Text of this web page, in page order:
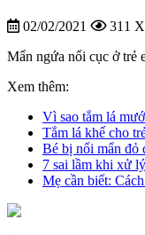
02/02/2021 311
Mẩn ngứa nổi cục ở trẻ
Xem thêm:
Vì sao tắm lá
Tắm lá khế cho
Bé bị nổi mẩn đỏ
7 sai lầm khi xử
Mẹ cần biết: